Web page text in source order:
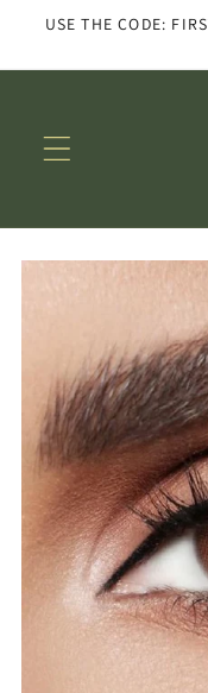
Skip to
USE THE CODE: